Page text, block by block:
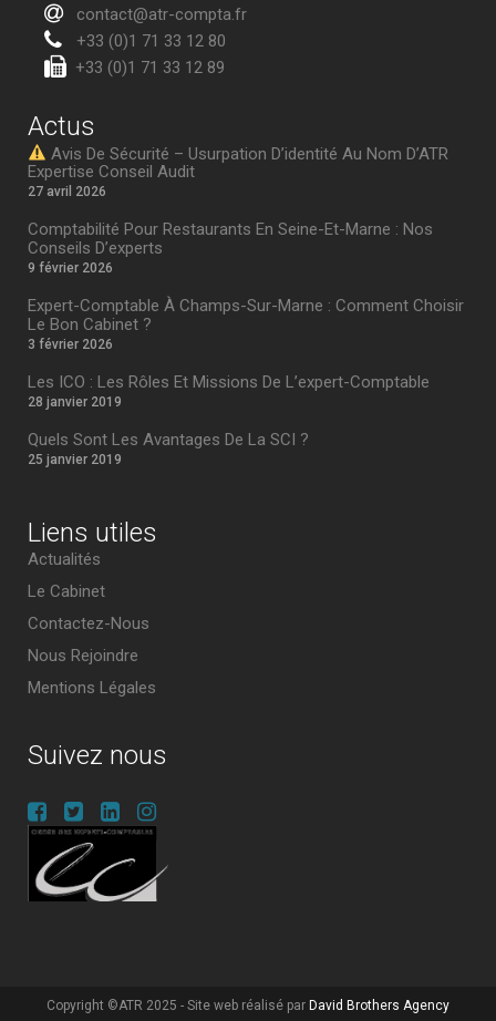
contact@atr-compta.fr
+33 (0)1 71 33 12 80
+33 (0)1 71 33 12 89
Actus
Avis De Sécurité – Usurpation D’identité Au Nom D’ATR
Expertise Conseil Audit
27 avril 2026
Comptabilité Pour Restaurants En Seine-Et-Marne : Nos
Conseils D’experts
9 février 2026
Expert-Comptable À Champs-Sur-Marne : Comment Choisir
Le Bon Cabinet ?
3 février 2026
Les ICO : Les Rôles Et Missions De L’expert-Comptable
28 janvier 2019
Quels Sont Les Avantages De La SCI ?
25 janvier 2019
Liens utiles
Actualités
Le Cabinet
Contactez-Nous
Nous Rejoindre
Mentions Légales
Suivez nous
Copyright ©ATR 2025 - Site web réalisé par David Brothers Agency